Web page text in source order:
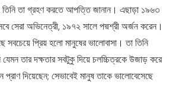
তা গ্রহণ করতে আপত্তি জানান। এছাড়া ১৯৬৩
সেরা অভিনেত্রী, ১৯৭২ সালে পদ্মশ্রী অর্জন করেন।
সবচেয়ে প্রিয় হলো মানুষের ভালোবাসা। তা তিনি
যেমন তার দক্ষতার সবটুকু দিয়ে চলচ্চিত্রকে উজাড় করে
প্রাণ দিয়েছেন; সেভাবেই মানুষ তাকে ভালোবেসেছে